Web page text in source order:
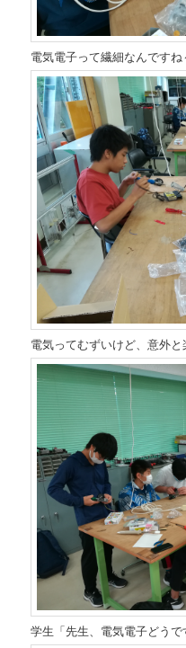
電気電子って繊細なんですね
電気ってむずいけど、意外と
学生「先生、電気電子どうで